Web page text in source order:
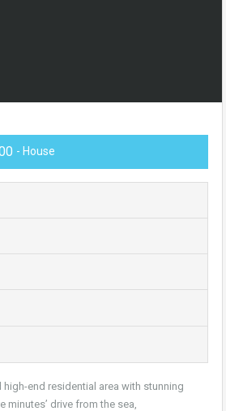
- House
high-end residential area with stunning
minutes’ drive from the sea,